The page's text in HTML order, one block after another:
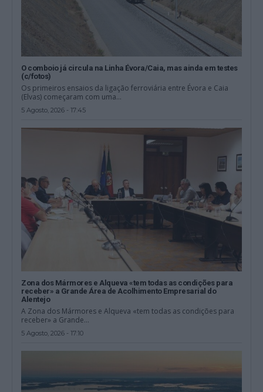
O comboio já circula na Linha Évora/Caia, mas ainda em testes
(c/fotos)
Os primeiros ensaios da ligação ferroviária entre Évora e Caia
(Elvas) começaram com uma...
5 Agosto, 2026 - 17:45
Zona dos Mármores e Alqueva «tem todas as condições para
receber» a Grande Área de Acolhimento Empresarial do
Alentejo
A Zona dos Mármores e Alqueva «tem todas as condições para
receber» a Grande...
5 Agosto, 2026 - 17:10